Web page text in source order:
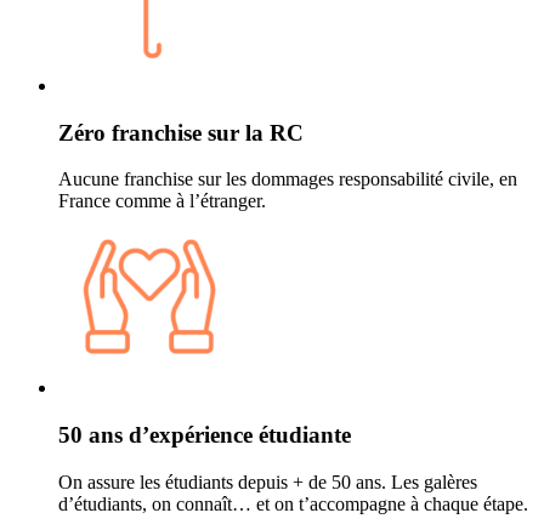
Zéro franchise sur la RC
Aucune franchise sur les dommages responsabilité civile, en
France comme à l’étranger.
50 ans d’expérience étudiante
On assure les étudiants depuis + de 50 ans. Les galères
d’étudiants, on connaît… et on t’accompagne à chaque étape.